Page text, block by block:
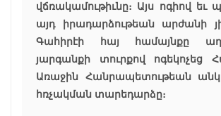
վճռակամութիւնը։ Այս ոգիով
այդ իրադարձութեան արժանի
Գահիրէի հայ համայնքը
յարգանքի տուրքով ոգեկոչեց
Առաջին Հանրապետութեան
հռչակման տարեդարձը։